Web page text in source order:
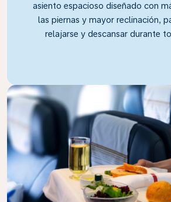
asiento espacioso diseñado con
las piernas y mayor reclinación,
relajarse y descansar durante